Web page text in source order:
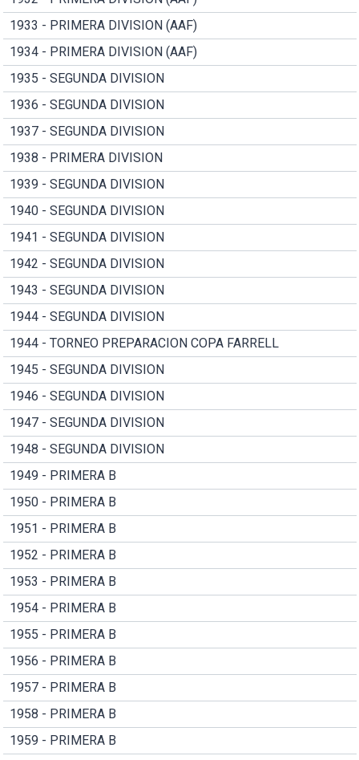
1933 - PRIMERA DIVISION (AAF)
1934 - PRIMERA DIVISION (AAF)
1935 - SEGUNDA DIVISION
1936 - SEGUNDA DIVISION
1937 - SEGUNDA DIVISION
1938 - PRIMERA DIVISION
1939 - SEGUNDA DIVISION
1940 - SEGUNDA DIVISION
1941 - SEGUNDA DIVISION
1942 - SEGUNDA DIVISION
1943 - SEGUNDA DIVISION
1944 - SEGUNDA DIVISION
1944 - TORNEO PREPARACION COPA FARRELL
1945 - SEGUNDA DIVISION
1946 - SEGUNDA DIVISION
1947 - SEGUNDA DIVISION
1948 - SEGUNDA DIVISION
1949 - PRIMERA B
1950 - PRIMERA B
1951 - PRIMERA B
1952 - PRIMERA B
1953 - PRIMERA B
1954 - PRIMERA B
1955 - PRIMERA B
1956 - PRIMERA B
1957 - PRIMERA B
1958 - PRIMERA B
1959 - PRIMERA B